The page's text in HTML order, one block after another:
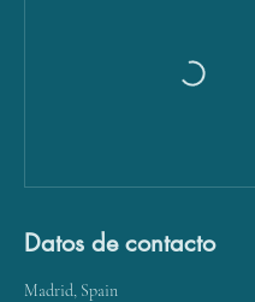
Datos de contacto
Madrid, Spain